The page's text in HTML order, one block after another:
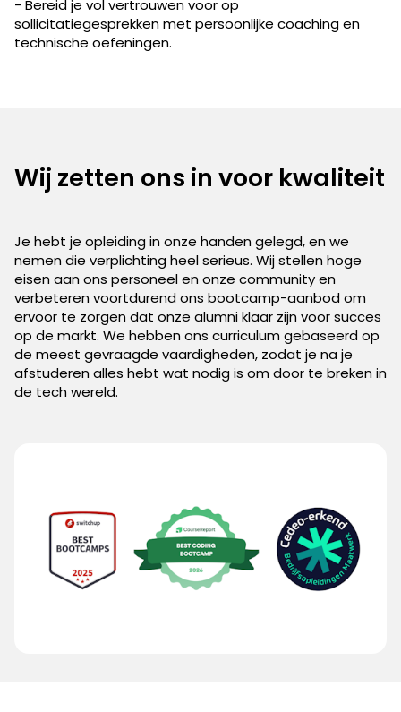
- Bereid je vol vertrouwen voor op
sollicitatiegesprekken met persoonlijke coaching en
technische oefeningen.
Wij zetten ons in voor kwaliteit
Je hebt je opleiding in onze handen gelegd, en we
nemen die verplichting heel serieus. Wij stellen hoge
eisen aan ons personeel en onze community en
verbeteren voortdurend ons bootcamp-aanbod om
ervoor te zorgen dat onze alumni klaar zijn voor succes
op de markt. We hebben ons curriculum gebaseerd op
de meest gevraagde vaardigheden, zodat je na je
afstuderen alles hebt wat nodig is om door te breken in
de tech wereld.